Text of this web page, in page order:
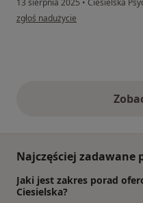
13 sierpnia 2025 • Ciesielska
w opinii użytkownika Kk
zgłoś nadużycie
Najczęściej zadawane
Jaki jest zakres porad
Ciesielska?